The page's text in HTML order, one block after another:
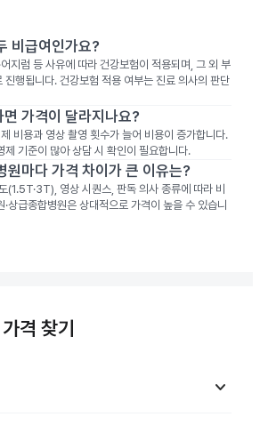
비급여인가요?
지럼 등 사유에 따라 건강보험이 적용되며, 그 외 부
진행됩니다. 건강보험 적용 여부는 진료 의사의 판단
가격이 달라지나요?
비용과 영상 촬영 횟수가 늘어 비용이 증가합니다.
제 기준이 많아 상담 시 확인이 필요합니다.
원마다 가격 차이가 큰 이유는?
(1.5T·3T), 영상 시퀀스, 판독 의사 종류에 따라 비
상급종합병원은 상대적으로 가격이 높을 수 있습니
격 찾기
keyboard_arrow_down